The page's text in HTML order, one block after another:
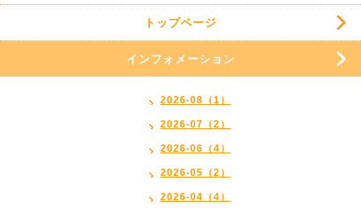
トップページ
インフォメーション
2026-08（1）
2026-07（2）
2026-06（4）
2026-05（2）
2026-04（4）